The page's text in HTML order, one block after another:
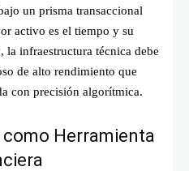
un prisma transaccional
activo es el tiempo y su
la infraestructura técnica debe
de alto rendimiento que
con precisión algorítmica.
Herramienta